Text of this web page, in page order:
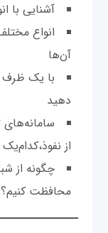
آشنایی با
انواع
آن‌ها
با یک ظرف
دهید
از
چگونه از
محافظت کنیم؟